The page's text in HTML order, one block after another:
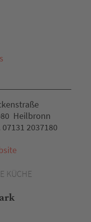
KÜCHE
Heilbronn
07131 2037180